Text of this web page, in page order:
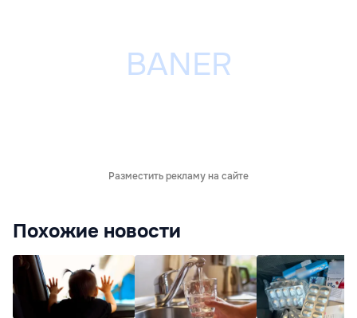
Разместить рекламу на сайте
Похожие новости